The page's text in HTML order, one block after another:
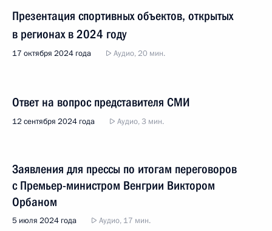
Презентация спортивных объектов, открытых
в регионах в 2024 году
17 октября 2024 года Аудио, 20 мин.
Ответ на вопрос представителя СМИ
12 сентября 2024 года Аудио, 3 мин.
Заявления для прессы по итогам переговоров
с Премьер-министром Венгрии Виктором
Орбаном
5 июля 2024 года Аудио, 17 мин.